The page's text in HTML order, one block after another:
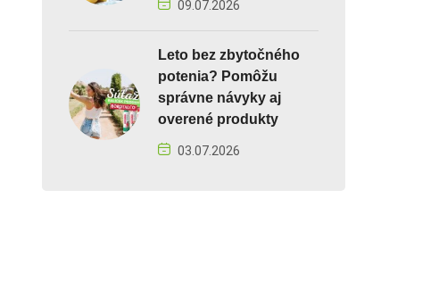
09.07.2026
Leto bez zbytočného
potenia? Pomôžu
správne návyky aj
overené produkty
03.07.2026